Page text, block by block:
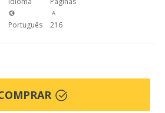
Português 216